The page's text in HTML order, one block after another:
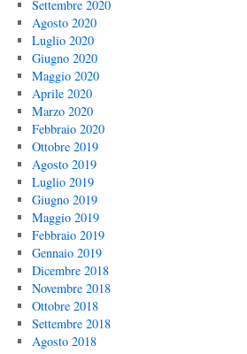
Settembre 2020
Agosto 2020
Luglio 2020
Giugno 2020
Maggio 2020
Aprile 2020
Marzo 2020
Febbraio 2020
Ottobre 2019
Agosto 2019
Luglio 2019
Giugno 2019
Maggio 2019
Febbraio 2019
Gennaio 2019
Dicembre 2018
Novembre 2018
Ottobre 2018
Settembre 2018
Agosto 2018